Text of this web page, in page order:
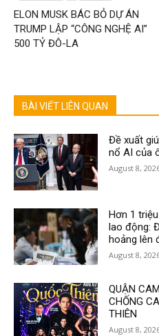
ELON MUSK BÁC BỎ DỰ ÁN
TRUMP LẬP “CÔNG NGHỆ AI”
500 TỶ ĐÔ-LA
BÀI VIẾT LIÊN QUAN
Đề xuất
nổ AI của
August 8,
Hơn 1
lao động:
hoảng lên
August 8,
QUẬN
CHỐNG
THIÊN
August 8,